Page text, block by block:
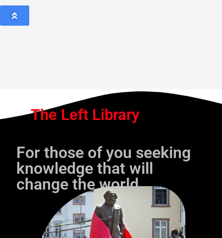
The Left Library
For those of you seeking
knowledge that will
change the world